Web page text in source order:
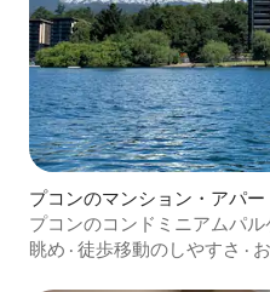
プコンのマンション・アパー
プコンのコンドミニアムパ
ト
眺め · 徒歩移動のしやすさ ·